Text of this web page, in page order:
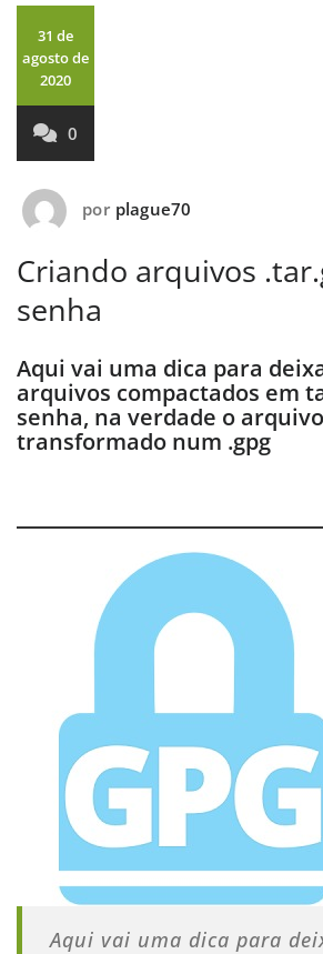
31 de
agosto de
2020
0
por plague70
Criando arquivos
senha
Aqui vai uma dica para
arquivos compactados em
senha, na verdade o
transformado num .gpg
Aqui vai uma dica para